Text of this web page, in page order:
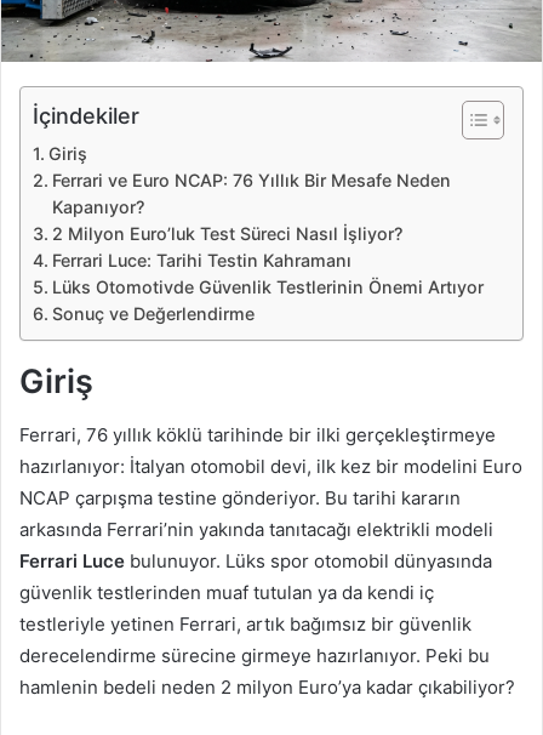
İçindekiler
Giriş
Ferrari ve Euro NCAP: 76 Yıllık Bir Mesafe Neden
Kapanıyor?
2 Milyon Euro’luk Test Süreci Nasıl İşliyor?
Ferrari Luce: Tarihi Testin Kahramanı
Lüks Otomotivde Güvenlik Testlerinin Önemi Artıyor
Sonuç ve Değerlendirme
Giriş
Ferrari, 76 yıllık köklü tarihinde bir ilki gerçekleştirmeye
hazırlanıyor: İtalyan otomobil devi, ilk kez bir modelini Euro
NCAP çarpışma testine gönderiyor. Bu tarihi kararın
arkasında Ferrari’nin yakında tanıtacağı elektrikli modeli
Ferrari Luce bulunuyor. Lüks spor otomobil dünyasında
güvenlik testlerinden muaf tutulan ya da kendi iç
testleriyle yetinen Ferrari, artık bağımsız bir güvenlik
derecelendirme sürecine girmeye hazırlanıyor. Peki bu
hamlenin bedeli neden 2 milyon Euro’ya kadar çıkabiliyor?